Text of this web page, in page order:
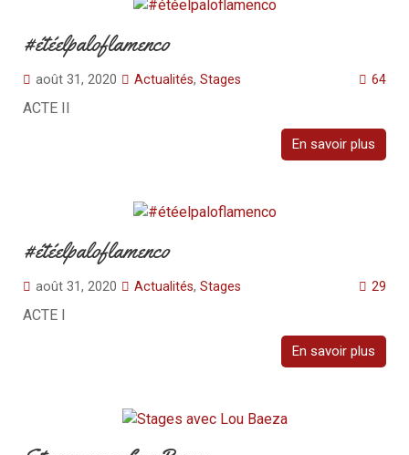
#étéelpaloflamenco
août 31, 2020 64
Actualités, Stages
ACTE II
En savoir plus
#étéelpaloflamenco
août 31, 2020 29
Actualités, Stages
ACTE I
En savoir plus